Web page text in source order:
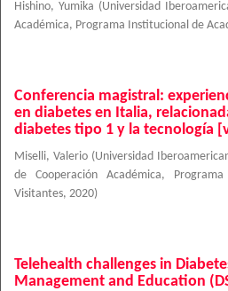
Hishino, Yumika (Universidad
Académica, Programa Institucional de
Conferencia magistral:
en diabetes en Italia,
diabetes tipo 1 y la tecnología
Miselli, Valerio (Universidad
de Cooperación Académica,
Visitantes, 2020)
Telehealth challenges in
Management and Education